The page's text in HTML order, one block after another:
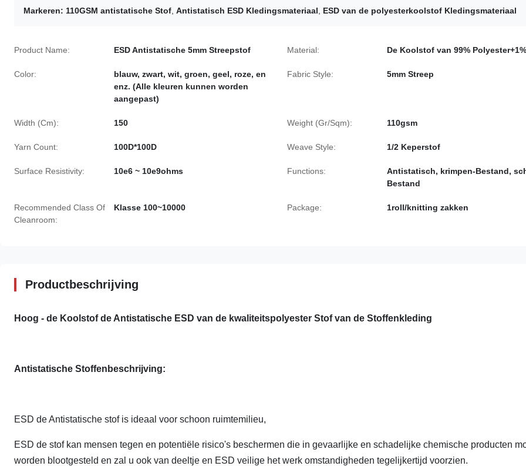
Markeren: 110GSM antistatische Stof Antistatisch ESD Kledingsmateriaal ESD van de polyesterkoolstof Kledingsmateriaal
Product Name: ESD Antistatische 5mm Streepstof Material: De Koolstof van 99% Polyester+1%
Color:
blauw, zwart, wit, groen, geel, roze, en
enz. (Alle kleuren kunnen worden
aangepast)
Fabric Style: 5mm Streep
Width (Cm): 150 Weight (Gr/Sqm): 110gsm
Yarn Count: 100D*100D Weave Style: 1/2 Keperstof
Surface Resistivity: 10e6 ~ 10e9ohms Functions:
Antistatisch, krimpen-Bestand,
Bestand
Recommended Class Of
Cleanroom:
Klasse 100~10000 Package: 1roll/knitting zakken
Productbeschrijving
Hoog - de Koolstof de Antistatische ESD van de kwaliteitspolyester Stof van de Stoffenkleding
Antistatische Stoffenbeschrijving:
ESD de Antistatische stof is ideaal voor schoon ruimtemilieu,
ESD de stof kan mensen tegen en potentiële risico's beschermen die in gevaarlijke en schadelijke chemische producten
worden blootgesteld en zal u ook van deeltje en ESD veilige het werk omstandigheden tegelijkertijd voorzien.